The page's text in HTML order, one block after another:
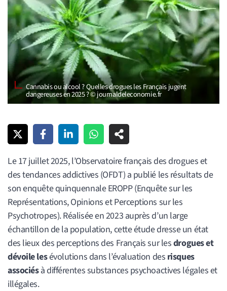
Cannabis ou alcool ? Quelles drogues les Français jugent
dangereuses en 2025 ? © journaldeleconomie.fr
Le 17 juillet 2025, l’Observatoire français des drogues et
des tendances addictives (OFDT) a publié les résultats de
son enquête quinquennale EROPP (Enquête sur les
Représentations, Opinions et Perceptions sur les
Psychotropes). Réalisée en 2023 auprès d’un large
échantillon de la population, cette étude dresse un état
des lieux des perceptions des Français sur lesdrogueset
dévoile lesévolutions dans l’évaluation des risques
associésà différentes substances psychoactives légales et
illégales.